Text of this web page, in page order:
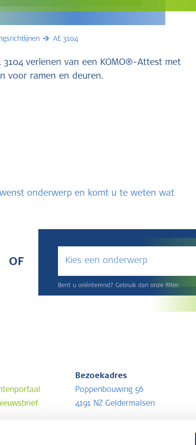
AE 3104
verlenen van een KOMO®-Attest met
voor ramen en deuren.
onderwerp en komt u te weten wat
OF Kies een onderwerp
Bent u oriënterend? Gebruik dan onze filter.
Bezoekadres
Poppenbouwing 56
4191 NZ Geldermalsen